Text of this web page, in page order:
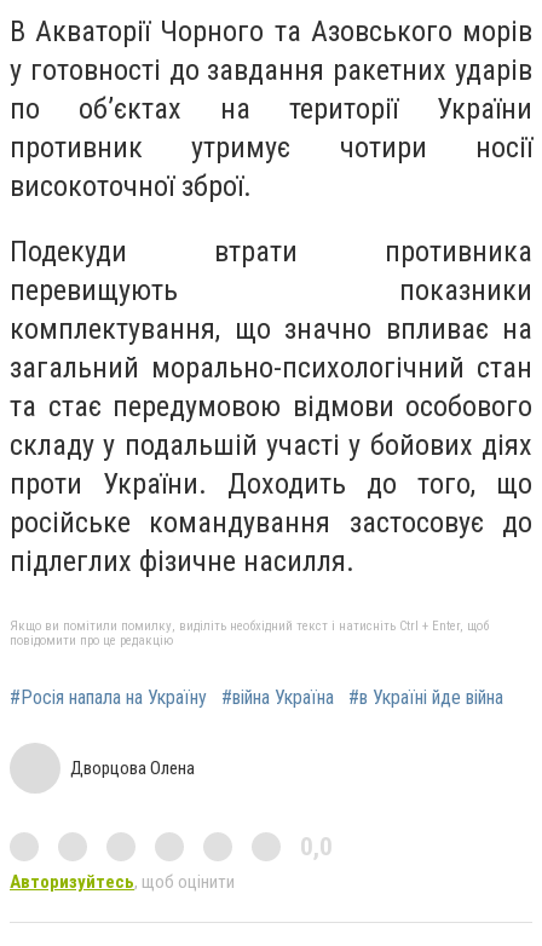
В Акваторії Чорного та Азовського морів
у готовності до завдання ракетних ударів
по об’єктах на території України
противник утримує чотири носії
високоточної зброї.
Подекуди втрати противника
перевищують показники
комплектування, що значно впливає на
загальний морально-психологічний стан
та стає передумовою відмови особового
складу у подальшій участі у бойових діях
проти України. Доходить до того, що
російське командування застосовує до
підлеглих фізичне насилля.
Якщо ви помітили помилку, виділіть необхідний текст і натисніть Ctrl + Enter, щоб
повідомити про це редакцію
#Росія напала на Україну #війна Україна #в Україні йде війна
Дворцова Олена
0,0
Авторизуйтесь, щоб оцінити